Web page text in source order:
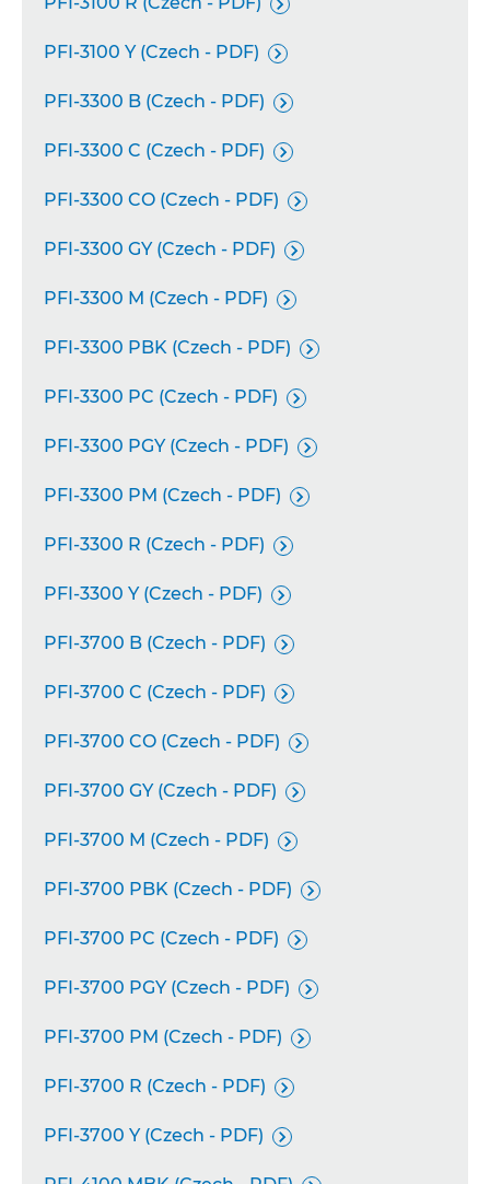

PFI-3100 Y (Czech - PDF) 
PFI-3300 B (Czech - PDF) 
PFI-3300 C (Czech - PDF) 
PFI-3300 CO (Czech - PDF) 
PFI-3300 GY (Czech - PDF) 
PFI-3300 M (Czech - PDF) 
PFI-3300 PBK (Czech - PDF) 
PFI-3300 PC (Czech - PDF) 
PFI-3300 PGY (Czech - PDF) 
PFI-3300 PM (Czech - PDF) 
PFI-3300 R (Czech - PDF) 
PFI-3300 Y (Czech - PDF) 
PFI-3700 B (Czech - PDF) 
PFI-3700 C (Czech - PDF) 
PFI-3700 CO (Czech - PDF) 
PFI-3700 GY (Czech - PDF) 
PFI-3700 M (Czech - PDF) 
PFI-3700 PBK (Czech - PDF) 
PFI-3700 PC (Czech - PDF) 
PFI-3700 PGY (Czech - PDF) 
PFI-3700 PM (Czech - PDF) 
PFI-3700 R (Czech - PDF) 
PFI-3700 Y (Czech - PDF) 